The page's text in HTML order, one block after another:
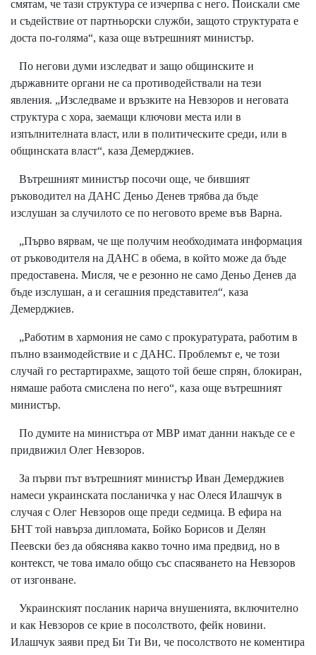
смятам, че тази структура се изчерпва с него. Поискали сме
и съдействие от партньорски служби, защото структурата е
доста по-голяма“, каза още вътрешният министър.
По негови думи изследват и защо общинските и
държавните органи не са противодействали на тези
явления. „Изследваме и връзките на Невзоров и неговата
структура с хора, заемащи ключови места или в
изпълнителната власт, или в политическите среди, или в
общинската власт“, каза Демерджиев.
Вътрешният министър посочи още, че бившият
ръководител на ДАНС Деньо Денев трябва да бъде
изслушан за случилото се по неговото време във Варна.
„Първо вярвам, че ще получим необходимата информация
от ръководителя на ДАНС в обема, в който може да бъде
предоставена. Мисля, че е резонно не само Деньо Денев да
бъде изслушан, а и сегашния представител“, каза
Демерджиев.
„Работим в хармония не само с прокуратурата, работим в
пълно взаимодействие и с ДАНС. Проблемът е, че този
случай го рестартирахме, защото той беше спрян, блокиран,
нямаше работа смислена по него“, каза още вътрешният
министър.
По думите на министъра от МВР имат данни накъде се е
придвижил Олег Невзоров.
За първи път вътрешният министър Иван Демерджиев
намеси украинската посланичка у нас Олеся Илашчук в
случая с Олег Невзоров още преди седмица. В ефира на
БНТ той навърза дипломата, Бойко Борисов и Делян
Пеевски без да обяснява какво точно има предвид, но в
контекст, че това имало общо със спасяването на Невзоров
от изгонване.
Украинският посланик нарича внушенията, включително
и как Невзоров се крие в посолството, фейк новини.
Илашчук заяви пред Би Ти Ви, че посолството не коментира